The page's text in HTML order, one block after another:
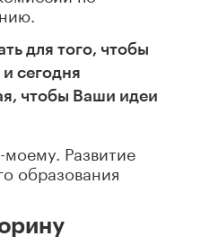
для того, чтобы
сегодня
чтобы Ваши идеи
Развитие
образования